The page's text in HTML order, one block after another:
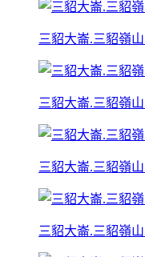
三貂大崙.三貂嶺
三貂大崙.三貂嶺
三貂大崙.三貂嶺
三貂大崙.三貂嶺